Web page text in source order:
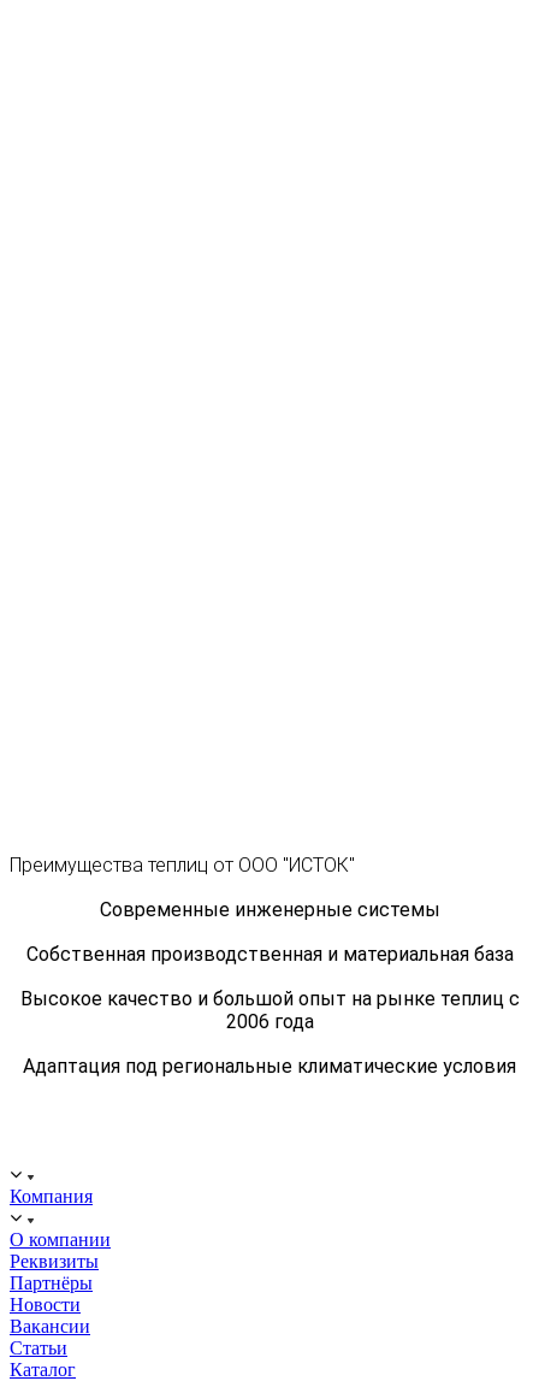
Преимущества теплиц от ООО "ИСТОК"
Современные инженерные системы
Собственная производственная и материальная база
Высокое качество и большой опыт на рынке теплиц с
2006 года
Адаптация под региональные климатические условия
Компания
О компании
Реквизиты
Партнёры
Новости
Вакансии
Статьи
Каталог